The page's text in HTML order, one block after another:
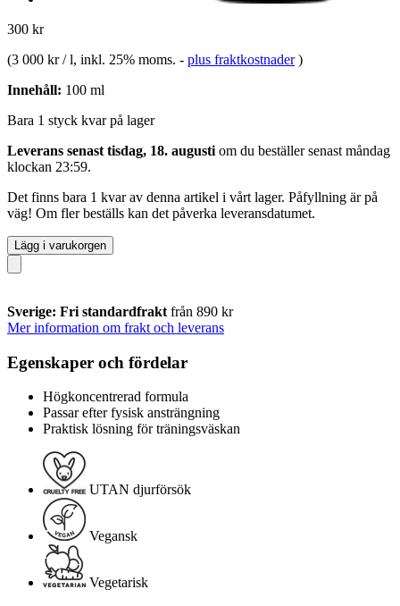
300 kr
(3 000 kr / l, inkl. 25% moms. - plus fraktkostnader )
Innehåll: 100 ml
Bara 1 styck kvar på lager
Leverans senast tisdag, 18. augusti om du beställer senast måndag
klockan 23:59.
Det finns bara 1 kvar av denna artikel i vårt lager. Påfyllning är på
väg! Om fler beställs kan det påverka leveransdatumet.
Lägg i varukorgen
Sverige: Fri standardfrakt från 890 kr
Mer information om frakt och leverans
Egenskaper och fördelar
Högkoncentrerad formula
Passar efter fysisk ansträngning
Praktisk lösning för träningsväskan
UTAN djurförsök
Vegansk
Vegetarisk